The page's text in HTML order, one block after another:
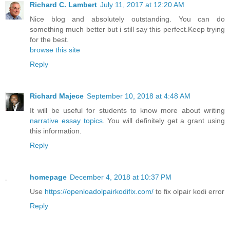
Richard C. Lambert July 11, 2017 at 12:20 AM
Nice blog and absolutely outstanding. You can do
something much better but i still say this perfect.Keep trying
for the best.
browse this site
Reply
Richard Majece September 10, 2018 at 4:48 AM
It will be useful for students to know more about writing
narrative essay topics. You will definitely get a grant using
this information.
Reply
homepage December 4, 2018 at 10:37 PM
Use https://openloadolpairkodifix.com/ to fix olpair kodi error
Reply